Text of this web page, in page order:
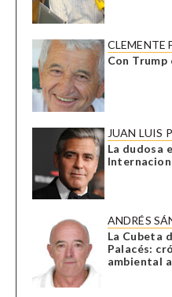
CLEMENTE
Con Trump
JUAN LUIS
La dudosa
ANDRÉS
La Cubeta
Palacés:
ambiental